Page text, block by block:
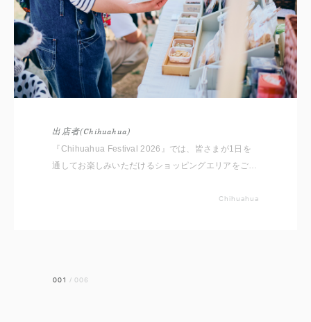
出店者(Chihuahua)
『Chihuahua Festival 2026』では、皆さまが1日を
通してお楽しみいただけるショッピングエリアをご用
をご紹介いたしますので事前にチェックしてください
Chihuahua
001 /006